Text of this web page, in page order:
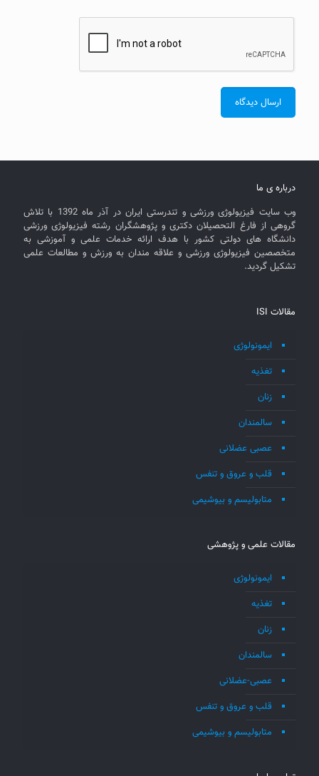
درباره ی ما
وب سایت فیزیولوژی ورزشی و تندرستی ایران در آذر ماه 1392 با تلاش
گروهی از فارغ التحصیلان دکتری و پژوهشگران رشته فیزیولوژی ورزشی
دانشگاه های دولتی کشور با هدف ارائه خدمات علمی و آموزشی به
متخصصین فیزیولوژی ورزشی و علاقه مندان به ورزش و مطالعات علمی
تشکیل گردید.
مقالات ISI
ایمونولوژی
تغذیه
زنان
سالمندان
عصبی عضلانی
قلب و عروق و تنفس
متابولیسم و بیوشیمی
مقالات علمی و پژوهشی
ایمونولوژی
تغذیه
زنان
سالمندان
عصبی-عضلانی
قلب و عروق و تنفس
متابولیسم و بیوشیمی